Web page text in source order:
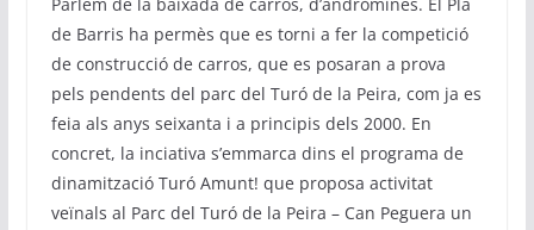
de Barris ha permès que es torni a fer la competició
de construcció de carros, que es posaran a prova
pels pendents del parc del Turó de la Peira, com ja es
feia als anys seixanta i a principis dels 2000. En
concret, la inciativa s’emmarca dins el programa de
dinamització Turó Amunt! que proposa activitat
veïnals al Parc del Turó de la Peira – Can Peguera un